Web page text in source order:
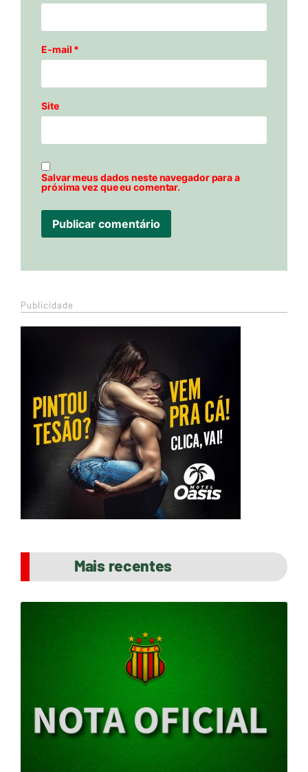
E-mail *
Site
Salvar meus dados neste navegador para a
próxima vez que eu comentar.
Publicidade
Mais recentes